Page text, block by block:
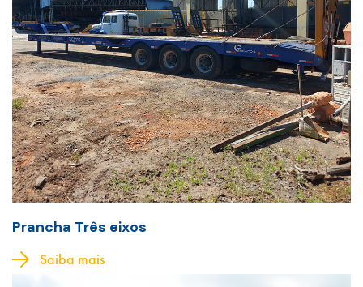
Prancha Três eixos
Saiba mais